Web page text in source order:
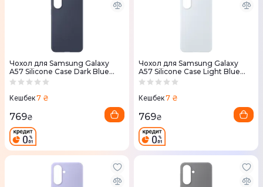
Чохол для Samsung Galaxy
A57 Silicone Case Dark Blue
(EF-PA576CNEGWW)
Кешбек7 ₴
769₴
Чохол для Samsung Galaxy
A57 Silicone Case Light Blue
(EF-PA576CLEGWW)
Кешбек7 ₴
769₴